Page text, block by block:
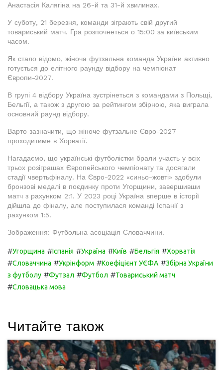
Анастасія Калягіна на 26-й та 31-й хвилинах.
У суботу, 21 березня, команди зіграють свій другий
товариський матч. Гра розпочнеться о 15:00 за київським
часом.
Як стало відомо, жіноча футзальна команда України активно
готується до елітного раунду відбору на чемпіонат
Європи-2027.
В групі 4 відбору Україна зустрінеться з командами з Польщі,
Бельгії, а також з другою за рейтингом збірною, яка виграла
основний раунд відбору.
Варто зазначити, що жіноче футзальне Євро-2027
проходитиме в Хорватії.
Нагадаємо, що українські футболістки брали участь у всіх
трьох розіграшах Європейського чемпіонату та досягали
стадії чвертьфіналу. На Євро-2022 «синьо-жовті» здобули
бронзові медалі в поєдинку проти Угорщини, завершивши
матч з рахунком 2:1. У 2023 році Україна вперше в історії
дійшла до фіналу, але поступилася команді Іспанії з
рахунком 1:5.
Зображення: Футбольна асоціація Словаччини.
#Угорщина #Іспанія #Україна #Київ #Бельгія #Хорватія
#Словаччина #Укрінформ #Коефіцієнт УЄФА #Збірна України
з футболу #Футзал #Футбол #Товариський матч
#Словацька мова
Читайте також